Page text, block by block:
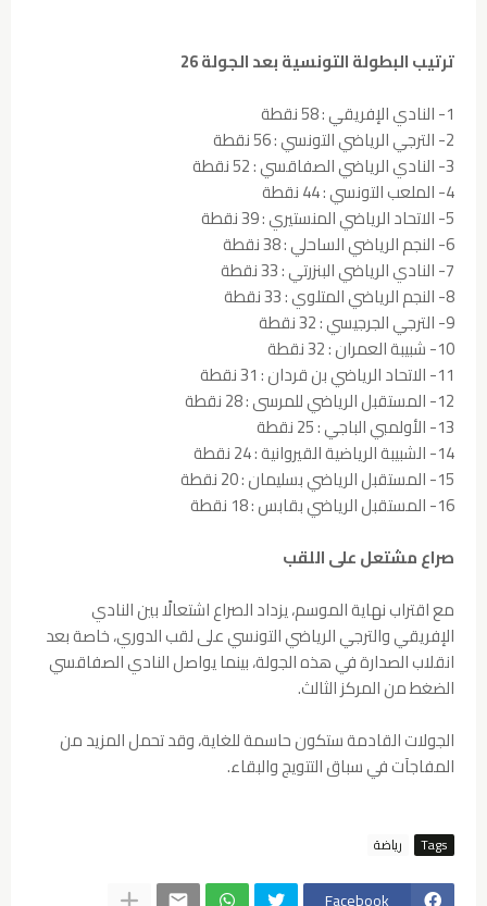
ترتيب البطولة التونسية بعد الجولة 26
1- النادي الإفريقي : 58 نقطة
2- الترجي الرياضي التونسي : 56 نقطة
3- النادي الرياضي الصفاقسي : 52 نقطة
4- الملعب التونسي : 44 نقطة
5- الاتحاد الرياضي المنستيري : 39 نقطة
6- النجم الرياضي الساحلي : 38 نقطة
7- النادي الرياضي البنزرتي : 33 نقطة
8- النجم الرياضي المتلوي : 33 نقطة
9- الترجي الجرجيسي : 32 نقطة
10- شبيبة العمران : 32 نقطة
11- الاتحاد الرياضي بن قردان : 31 نقطة
12- المستقبل الرياضي للمرسى : 28 نقطة
13- الأولمبي الباجي : 25 نقطة
14- الشبيبة الرياضية القيروانية : 24 نقطة
15- المستقبل الرياضي بسليمان : 20 نقطة
16- المستقبل الرياضي بقابس : 18 نقطة
صراع مشتعل على اللقب
مع اقتراب نهاية الموسم، يزداد الصراع اشتعالًا بين النادي
الإفريقي والترجي الرياضي التونسي على لقب الدوري، خاصة بعد
انقلاب الصدارة في هذه الجولة، بينما يواصل النادي الصفاقسي
الضغط من المركز الثالث.
الجولات القادمة ستكون حاسمة للغاية، وقد تحمل المزيد من
المفاجآت في سباق التتويج والبقاء.
Tags